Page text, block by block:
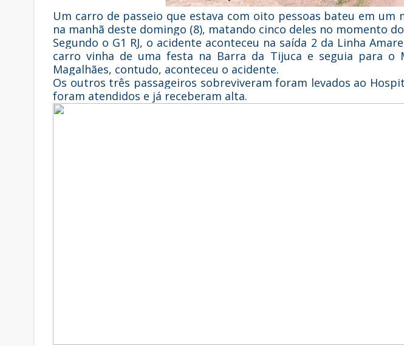
Um carro de passeio que estava com oito pessoas bateu em um
na manhã deste domingo (8), matando cinco deles no momento
Segundo o G1 RJ, o acidente aconteceu na saída 2 da Linha
carro vinha de uma festa na Barra da Tijuca e seguia para o
Magalhães, contudo, aconteceu o acidente.
Os outros três passageiros sobreviveram foram levados ao
foram atendidos e já receberam alta.